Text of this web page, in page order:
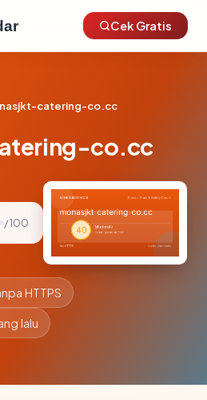
Cek Gratis
catering-co.cc
co.cc
/ 100
HTTPS
lalu